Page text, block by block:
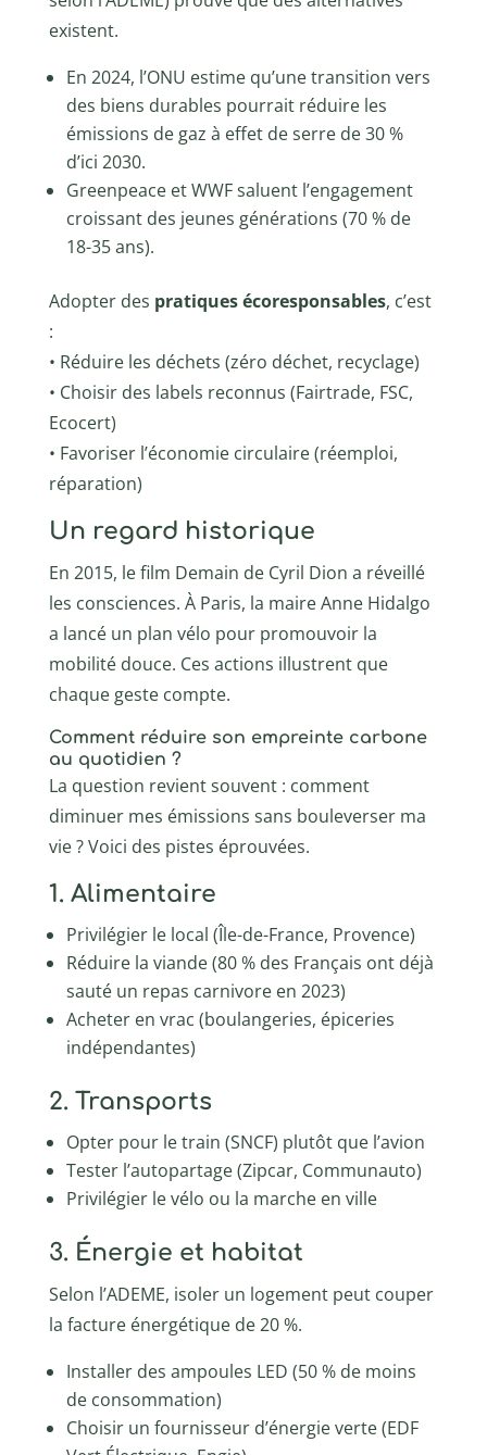
existent.
En 2024, l’ONU estime qu’une transition vers
des biens durables pourrait réduire les
émissions de gaz à effet de serre de 30 %
d’ici 2030.
Greenpeace et WWF saluent l’engagement
croissant des jeunes générations (70 % de
18-35 ans).
Adopter des pratiques écoresponsables, c’est
:
• Réduire les déchets (zéro déchet, recyclage)
• Choisir des labels reconnus (Fairtrade, FSC,
Ecocert)
• Favoriser l’économie circulaire (réemploi,
réparation)
Un regard historique
En 2015, le film Demain de Cyril Dion a réveillé
les consciences. À Paris, la maire Anne Hidalgo
a lancé un plan vélo pour promouvoir la
mobilité douce. Ces actions illustrent que
chaque geste compte.
Comment réduire son empreinte carbone
au quotidien ?
La question revient souvent : comment
diminuer mes émissions sans bouleverser ma
vie ? Voici des pistes éprouvées.
1. Alimentaire
Privilégier le local (Île-de-France, Provence)
Réduire la viande (80 % des Français ont déjà
sauté un repas carnivore en 2023)
Acheter en vrac (boulangeries, épiceries
indépendantes)
2. Transports
Opter pour le train (SNCF) plutôt que l’avion
Tester l’autopartage (Zipcar, Communauto)
Privilégier le vélo ou la marche en ville
3. Énergie et habitat
Selon l’ADEME, isoler un logement peut couper
la facture énergétique de 20 %.
Installer des ampoules LED (50 % de moins
de consommation)
Choisir un fournisseur d’énergie verte (EDF